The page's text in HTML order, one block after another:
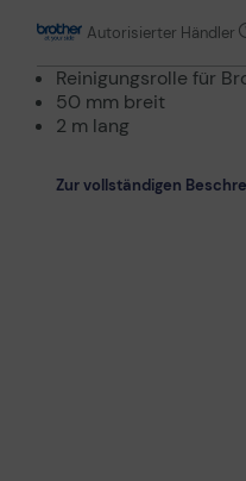
Autorisierter Händler
Reinigungsrolle für
50 mm breit
2 m lang
Zur vollständigen